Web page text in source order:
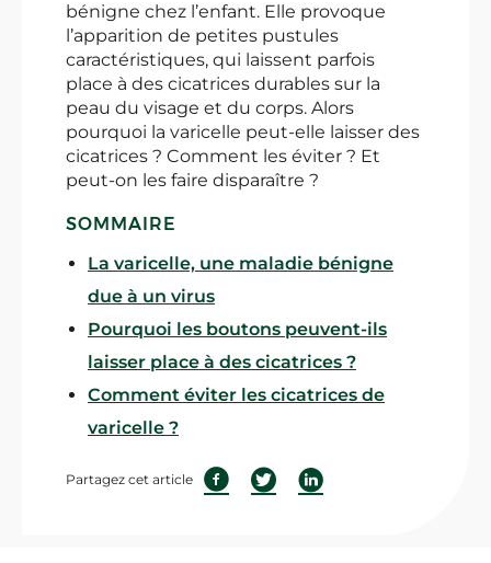
bénigne chez l’enfant. Elle provoque
l’apparition de petites pustules
caractéristiques, qui laissent parfois
place à des cicatrices durables sur la
peau du visage et du corps. Alors
pourquoi la varicelle peut-elle laisser des
cicatrices ? Comment les éviter ? Et
peut-on les faire disparaître ?
SOMMAIRE
La varicelle, une maladie bénigne
due à un virus
Pourquoi les boutons peuvent-ils
laisser place à des cicatrices ?
Comment éviter les cicatrices de
varicelle ?
Partagez cet article